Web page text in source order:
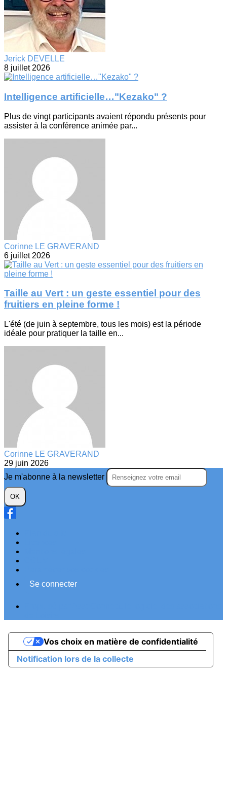
Jerick DEVELLE
8 juillet 2026
Intelligence artificielle…"Kezako" ?
Plus de vingt participants avaient répondu présents pour
assister à la conférence animée par...
Corinne LE GRAVERAND
6 juillet 2026
Taille au Vert : un geste essentiel pour des
fruitiers en pleine forme !
L'été (de juin à septembre, tous les mois) est la période
idéale pour pratiquer la taille en...
Corinne LE GRAVERAND
29 juin 2026
Je m'abonne à la newsletter
OK
Se connecter
Notification lors de la collecte
Vos choix en matière de confidentialité